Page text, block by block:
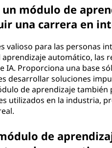
módulo de
una carrera en
valioso para las personas
automático, las
Proporciona una base
desarrollar soluciones
de aprendizaje
utilizados en la industria,
de